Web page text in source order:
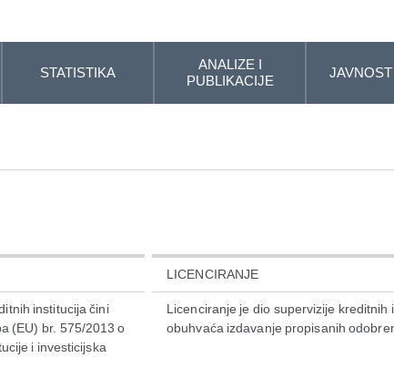
STATISTIKA
ANALIZE I
PUBLIKACIJE
institucija čini
(EU) br. 575/2013 o
i investicijska
LICENCIRANJE
Licenciranje je dio supervizije kreditnih
obuhvaća izdavanje propisanih